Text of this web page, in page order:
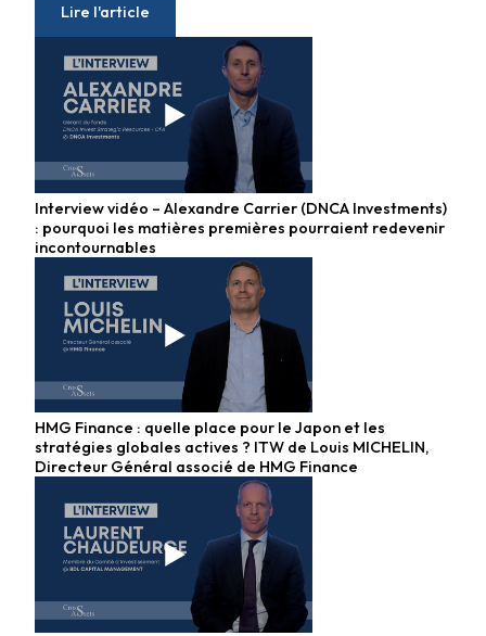
Lire l'article
Interview vidéo – Alexandre Carrier (DNCA Investments)
: pourquoi les matières premières pourraient redevenir
incontournables
HMG Finance : quelle place pour le Japon et les
stratégies globales actives ? ITW de Louis MICHELIN,
Directeur Général associé de HMG Finance